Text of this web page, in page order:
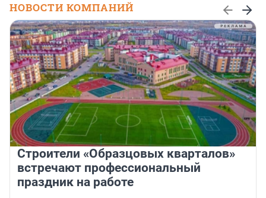
НОВОСТИ КОМПАНИЙ
Строители «Образцовых кварталов»
встречают профессиональный
праздник на работе